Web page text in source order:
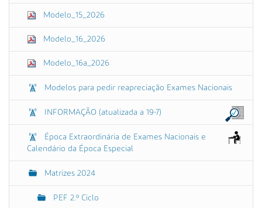
Modelo_15_2026
Modelo_16_2026
Modelo_16a_2026
Modelos para pedir reapreciação Exames Nacionais
INFORMAÇÃO (atualizada a 19-7)
Época Extraordinária de Exames Nacionais e
Calendário da Época Especial
Matrizes 2024
PEF 2.º Ciclo